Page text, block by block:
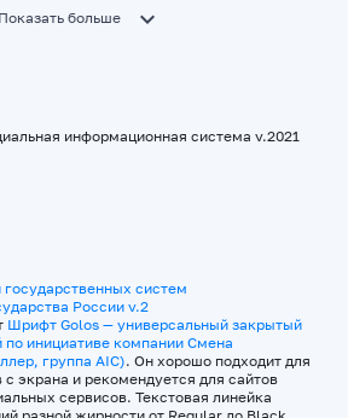
Показать больше
информационная система v.2021
государственных систем
России v.2
Шрифт Golos — универсальный закрытый
по инициативе компании Смена
группа AIC). Он хорошо подходит для
экрана и рекомендуется для сайтов
сервисов. Текстовая линейка
разной жирности от Regular до Black.